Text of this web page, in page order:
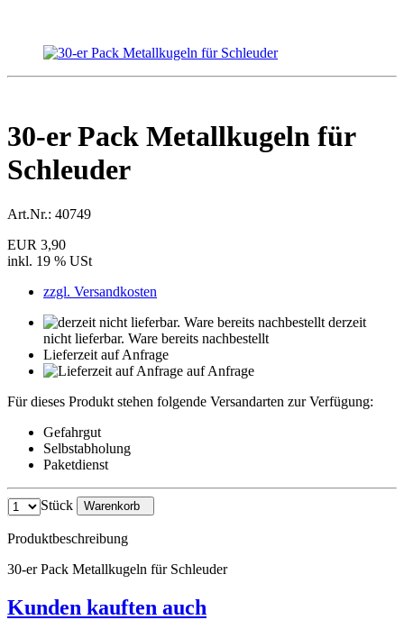
30-er Pack Metallkugeln für
Schleuder
Art.Nr.: 40749
EUR 3,90
inkl. 19 % USt
zzgl. Versandkosten
derzeit
nicht lieferbar. Ware bereits nachbestellt
Lieferzeit auf Anfrage
auf Anfrage
Für dieses Produkt stehen folgende Versandarten zur Verfügung:
Gefahrgut
Selbstabholung
Paketdienst
Stück Warenkorb
Produktbeschreibung
30-er Pack Metallkugeln für Schleuder
Kunden kauften auch